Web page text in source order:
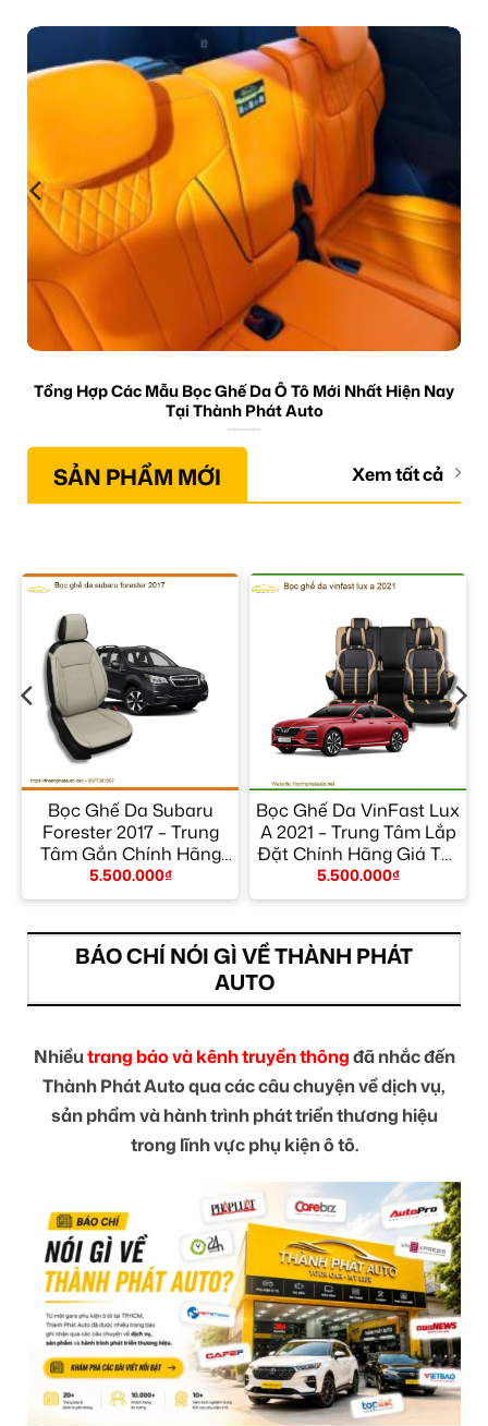
Tổng Hợp Các Mẫu Bọc Ghế Da Ô Tô Mới Nhất Hiện Nay
Tại Thành Phát Auto
SẢN PHẨM MỚI Xem tất cả
Bọc Ghế Da Subaru
Forester 2017 – Trung
Tâm Gắn Chính Hãng
Giá Tốt TPHCM
5.500.000₫
Bọc Ghế Da VinFast Lux
A 2021 – Trung Tâm Lắp
Đặt Chính Hãng Giá Tốt
TPHCM
5.500.000₫
BÁO CHÍ NÓI GÌ VỀ THÀNH PHÁT
AUTO
Nhiềutrang báo và kênh truyền thôngđã nhắc đến
Thành Phát Auto qua các câu chuyện về dịch vụ,
sản phẩm và hành trình phát triển thương hiệu
trong lĩnh vực phụ kiện ô tô.